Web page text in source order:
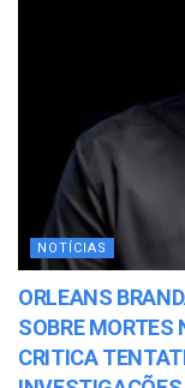
NOTÍCIAS
ORLEANS
SOBRE MORTES
CRITICA